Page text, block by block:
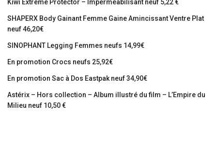
Kiwi Extreme Protector – Imperméabilisant neuf 5,22 €
SHAPERX Body Gainant Femme Gaine Amincissant Ventre Plat
neuf 46,20€
SINOPHANT Legging Femmes neufs 14,99€
En promotion Crocs neufs 25,92€
En promotion Sac à Dos Eastpak neuf 34,90€
Astérix – Hors collection – Album illustré du film – L’Empire du
Milieu neuf 10,50 €